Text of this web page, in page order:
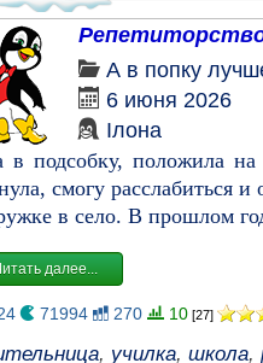
А в попку
6 июня 2026
Ілона
в подсобку, положила
смогу расслабиться
в село. В прошлом
далее...
71994 270 10 [27]
, училка, школа,